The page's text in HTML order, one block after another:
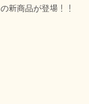
の新商品が登場！！